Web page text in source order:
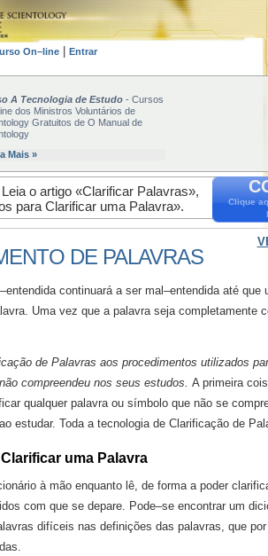
On–line Entrar
A Tecnologia de Estudo - Cursos
dos Ministros Voluntários de
Gratuitos de O Manual de
Mais »
Clique
o artigo «Clarificar Palavras»,
para Clarificar uma Palavra».
DE PALAVRAS
continuará a ser mal–entendida até
Uma vez que a palavra seja completamente
de Palavras aos procedimentos utilizados
compreendeu nos seus estudos. A primeira
qualquer palavra ou símbolo que não se
estudar. Toda a tecnologia de Clarificação de
uma Palavra
à mão enquanto lê, de forma a poder
com que se depare. Pode–se encontrar um
difíceis nas definições das palavras, que